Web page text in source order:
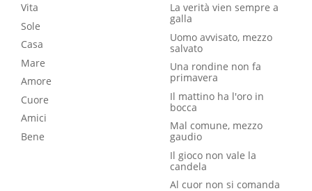
Vita
Sole
Casa
Mare
Amore
Cuore
Amici
Bene
La verità vien sempre a
galla
Uomo avvisato, mezzo
salvato
Una rondine non fa
primavera
Il mattino ha l'oro in
bocca
Mal comune, mezzo
gaudio
Il gioco non vale la
candela
Al cuor non si comanda